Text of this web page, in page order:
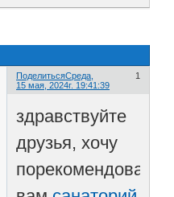
Поделиться 1
Среда,
15 мая, 2024г. 19:41:39
здравствуйте
друзья, хочу
порекомендовать